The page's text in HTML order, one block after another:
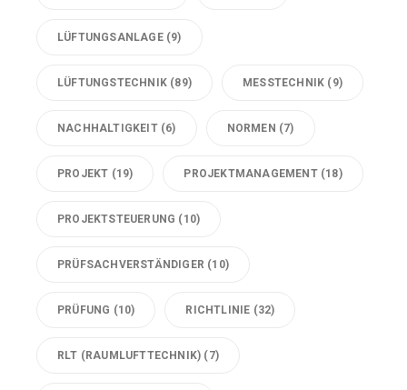
LÜFTUNGSANLAGE(9)
LÜFTUNGSTECHNIK (89) MESSTECHNIK (9)
NACHHALTIGKEIT(6) NORMEN (7)
PROJEKT (19) PROJEKTMANAGEMENT(18)
PROJEKTSTEUERUNG (10)
PRÜFSACHVERSTÄNDIGER (10)
PRÜFUNG (10) RICHTLINIE (32)
RLT (RAUMLUFTTECHNIK) (7)